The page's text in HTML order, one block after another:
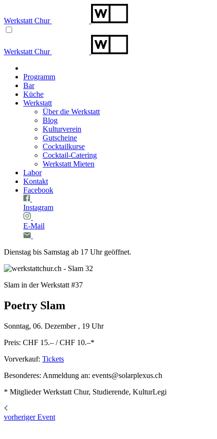
Werkstatt Chur
Werkstatt Chur
Programm
Bar
Küche
Werkstatt
Über die Werkstatt
Blog
Kulturverein
Gutscheine
Cocktailkurse
Cocktail-Catering
Werkstatt Mieten
Labor
Kontakt
Facebook
Instagram
E-Mail
Dienstag bis Samstag ab 17 Uhr geöffnet.
Slam in der Werkstatt #37
Poetry Slam
Sonntag, 06. Dezember , 19 Uhr
Preis: CHF 15.– / CHF 10.–*
Vorverkauf: Tickets
Besonderes: Anmeldung an: events@solarplexus.ch
* Mitglieder Werkstatt Chur, Studierende, KulturLegi
vorheriger Event